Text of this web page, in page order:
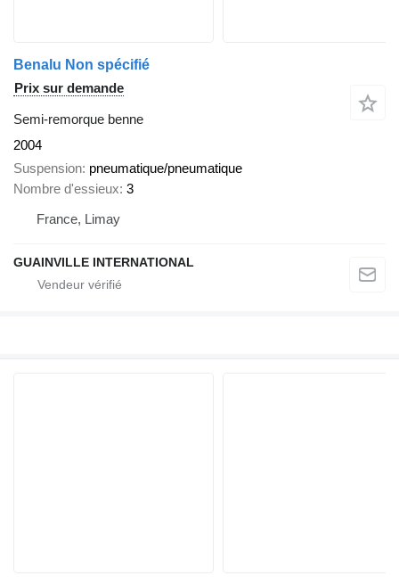
Benalu Non spécifié
Prix sur demande
Semi-remorque benne
2004
Suspension pneumatique/pneumatique
Nombre d'essieux 3
France, Limay
GUAINVILLE INTERNATIONAL